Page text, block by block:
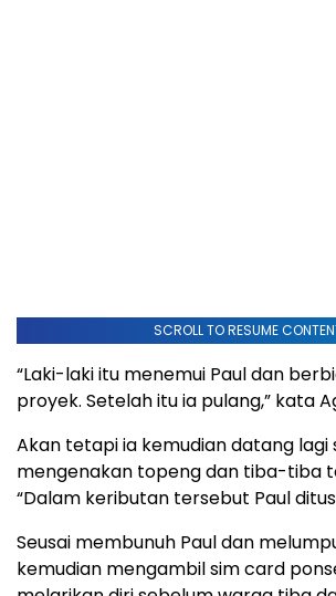
SCROLL TO RESUME
“Laki-laki itu menemui Paul dan
proyek. Setelah itu ia pulang,” kata
Akan tetapi ia kemudian datang lagi
mengenakan topeng dan tiba-tiba
“Dalam keributan tersebut Paul
Seusai membunuh Paul dan
kemudian mengambil sim card